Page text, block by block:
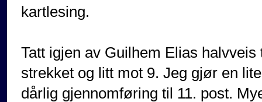
kartlesing.
Tatt igjen av Guilhem Elias
strekket og litt mot 9. Jeg gjør en
dårlig gjennomføring til 11. post.